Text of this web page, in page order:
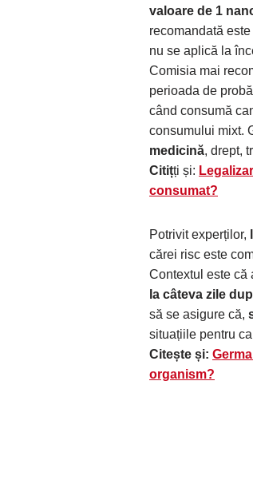
valoare de 1
recomandată
nu se aplică la
Comisia mai
perioada de
când consumă
consumului mixt.
medicină, drept,
Citițți și:
consumat?
Potrivit experților,
cărei risc este
Contextul este că
la câteva zile
să se asigure că,
situațiile pentru
Citește și:
organism?